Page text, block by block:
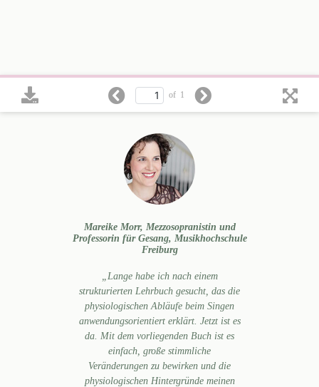
of 1
Mareike Morr, Mezzosopranistin und
Professorin für Gesang, Musikhochschule
Freiburg
„Lange habe ich nach einem
strukturierten Lehrbuch gesucht, das die
physiologischen Abläufe beim Singen
anwendungsorientiert erklärt. Jetzt ist es
da. Mit dem vorliegenden Buch ist es
einfach, große stimmliche
Veränderungen zu bewirken und die
physiologischen Hintergründe meinen